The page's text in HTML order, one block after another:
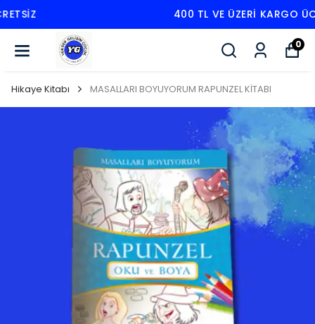
400 TL VE ÜZERI KARGO ÜCRETSIZ
0
Hikaye Kitabı MASALLARI BOYUYORUM RAPUNZEL KİTABI